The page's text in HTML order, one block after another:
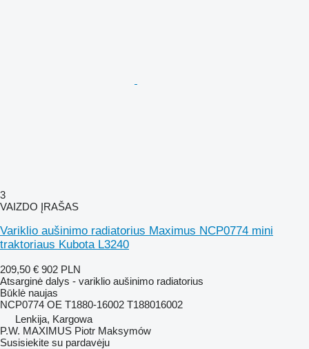
3
VAIZDO ĮRAŠAS
Variklio aušinimo radiatorius Maximus NCP0774 mini
traktoriaus Kubota L3240
209,50 € 902 PLN
Atsarginė dalys - variklio aušinimo radiatorius
Būklė naujas
NCP0774 OE T1880-16002 T188016002
Lenkija, Kargowa
P.W. MAXIMUS Piotr Maksymów
Susisiekite su pardavėju